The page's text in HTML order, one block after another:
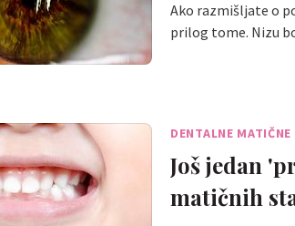
Ako razmišljate o
prilog tome. Nizu
DENTALNE MATIČNE
Još jedan
matičnih